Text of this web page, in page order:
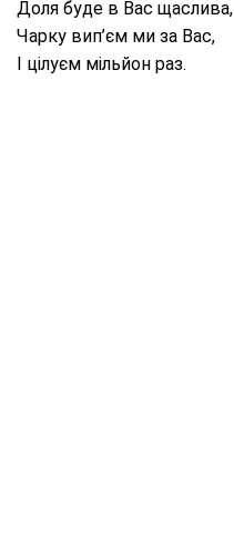
Доля буде в Вас щаслива,
Чарку вип’єм ми за Вас,
І цілуєм мільйон раз.